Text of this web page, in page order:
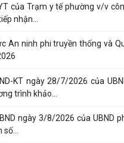
của Trạm y tế phường v/v
nhận...
An ninh phi truyền thống và
KT ngày 28/7/2026 của
trình khảo...
ngày 3/8/2026 của UBND
số...